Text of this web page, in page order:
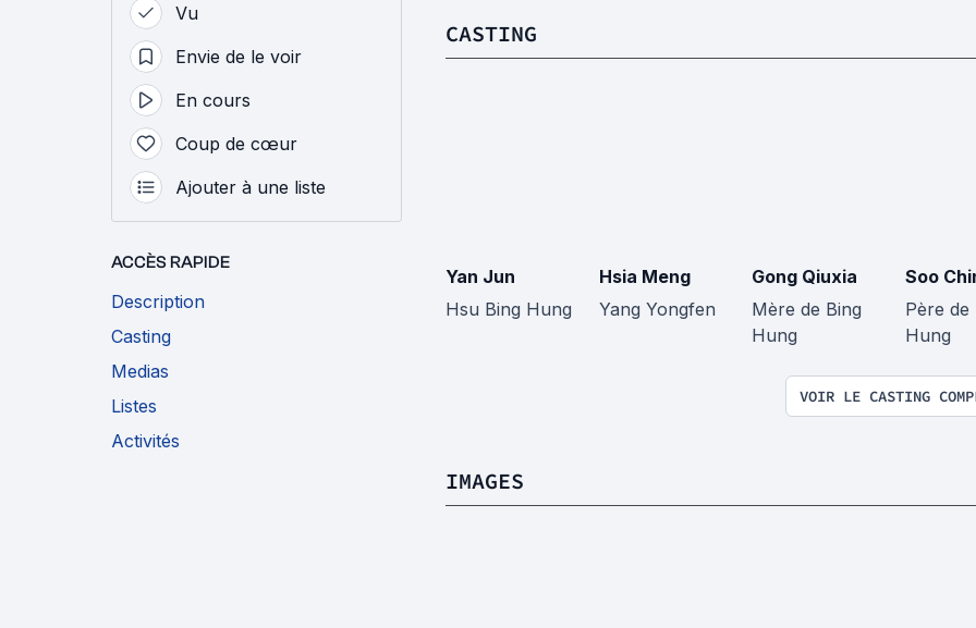
Vu
Envie de le voir
En cours
Coup de cœur
Ajouter à une liste
ACCÈS RAPIDE
Description
Casting
Medias
Listes
Activités
CASTING
Yan Jun
Hsu Bing Hung
Hsia Meng
Yang Yongfen
Gong Qiuxia
Mère de Bing
Hung
Soo
Père de
Hung
VOIR LE CASTING
IMAGES